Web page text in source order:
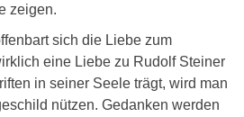
zeigen.
sich die Liebe zum
eine Liebe zu Rudolf Steiner
in seiner Seele trägt, wird man
nützen. Gedanken werden